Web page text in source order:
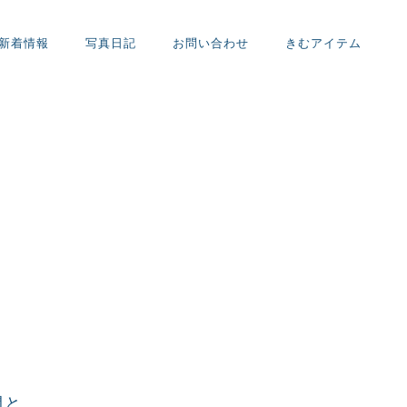
新着情報 写真日記 お問い合わせ きむアイテム